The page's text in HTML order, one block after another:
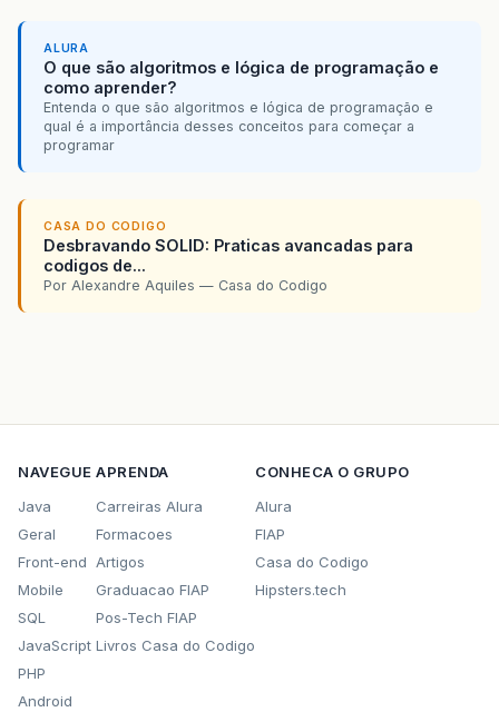
ALURA
O que são algoritmos e lógica de programação e
como aprender?
Entenda o que são algoritmos e lógica de programação e
qual é a importância desses conceitos para começar a
programar
CASA DO CODIGO
Desbravando SOLID: Praticas avancadas para
codigos de...
Por Alexandre Aquiles — Casa do Codigo
NAVEGUE
Java
Geral
Front-end
Mobile
SQL
JavaScript
PHP
Android
APRENDA
Carreiras Alura
Formacoes
Artigos
Graduacao FIAP
Pos-Tech FIAP
Livros Casa do Codigo
CONHECA O GRUPO
Alura
FIAP
Casa do Codigo
Hipsters.tech